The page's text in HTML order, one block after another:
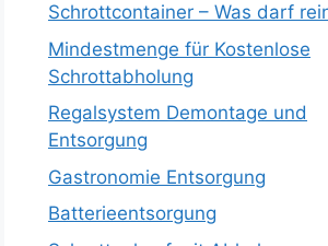
Schrottcontainer – Was darf
Mindestmenge für Kostenlose
Schrottabholung
Regalsystem Demontage und
Entsorgung
Gastronomie Entsorgung
Batterieentsorgung